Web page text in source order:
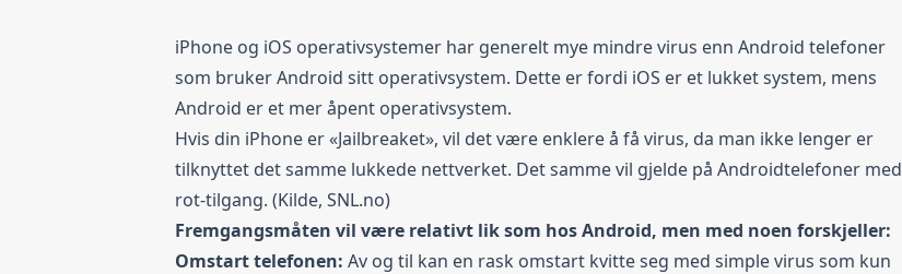
iPhone og iOS operativsystemer har generelt mye mindre virus enn Android telefoner
som bruker Android sitt operativsystem. Dette er fordi iOS er et lukket system, mens
Android er et mer åpent operativsystem.
Hvis din iPhone er «Jailbreaket», vil det være enklere å få virus, da man ikke lenger er
tilknyttet det samme lukkede nettverket. Det samme vil gjelde på Androidtelefoner med
rot-tilgang. (Kilde, SNL.no)
Fremgangsmåten vil være relativt lik som hos Android, men med noen forskjeller:
Omstart telefonen: Av og til kan en rask omstart kvitte seg med simple virus som kun